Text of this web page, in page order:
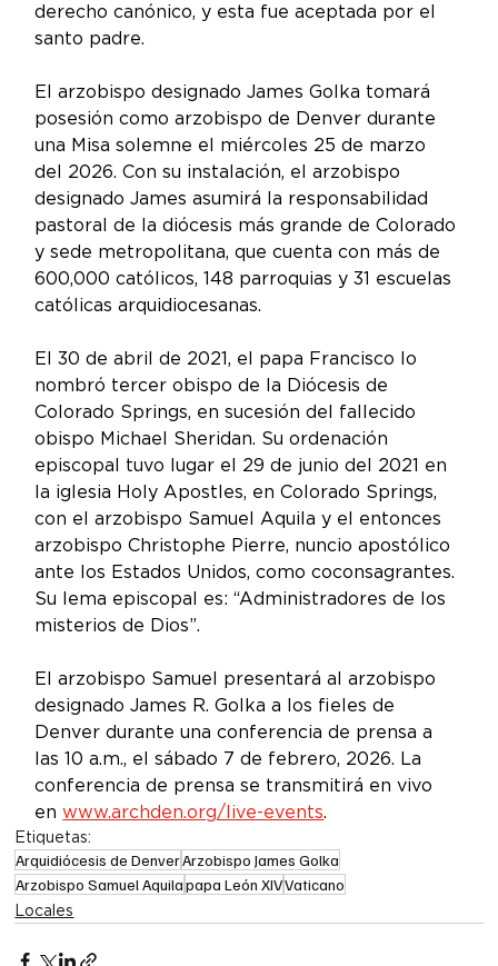
derecho canónico, y esta fue aceptada por el
santo padre.
El arzobispo designado James Golka tomará
posesión como arzobispo de Denver durante
una Misa solemne el miércoles 25 de marzo
del 2026. Con su instalación, el arzobispo
designado James asumirá la responsabilidad
pastoral de la diócesis más grande de Colorado
y sede metropolitana, que cuenta con más de
600,000 católicos, 148 parroquias y 31 escuelas
católicas arquidiocesanas.
El 30 de abril de 2021, el papa Francisco lo
nombró tercer obispo de la Diócesis de
Colorado Springs, en sucesión del fallecido
obispo Michael Sheridan. Su ordenación
episcopal tuvo lugar el 29 de junio del 2021 en
la iglesia Holy Apostles, en Colorado Springs,
con el arzobispo Samuel Aquila y el entonces
arzobispo Christophe Pierre, nuncio apostólico
ante los Estados Unidos, como coconsagrantes.
Su lema episcopal es: “Administradores de los
misterios de Dios”.
El arzobispo Samuel presentará al arzobispo
designado James R. Golka a los fieles de
Denver durante una conferencia de prensa a
las 10 a.m., el sábado 7 de febrero, 2026. La
conferencia de prensa se transmitirá en vivo
en www.archden.org/live-events.
Etiquetas:
Arquidiócesis de DenverArzobispo James Golka
Arzobispo Samuel Aquila papa León XIVVaticano
Locales